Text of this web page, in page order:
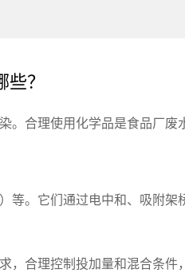
？
合理使用化学品是食品厂废
等。它们通过电中和、吸附
合理控制投加量和混合条件